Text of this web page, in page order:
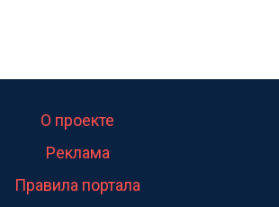
О проекте
Реклама
Правила портала